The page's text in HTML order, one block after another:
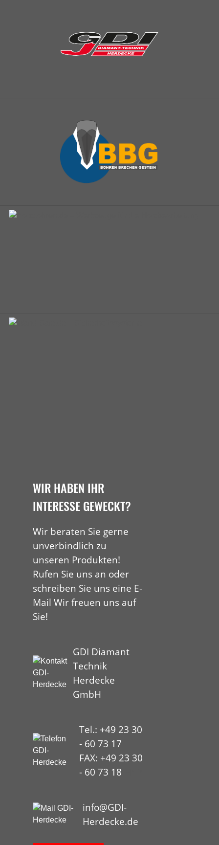
WIR HABEN IHR
INTERESSE GEWECKT?
Wir beraten Sie gerne
unverbindlich zu
unseren Produkten!
Rufen Sie uns an oder
schreiben Sie uns eine E-
Mail Wir freuen uns auf
Sie!
GDI Diamant
Technik
Herdecke
GmbH
Tel.: +49 23 30
- 60 73 17
FAX: +49 23 30
- 60 73 18
info@GDI-
Herdecke.de